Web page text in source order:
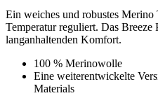
Ein weiches und robustes
Temperatur reguliert. Das Breeze
langanhaltenden Komfort.
100 % Merinowolle
Eine weiterentwickelte
Materials